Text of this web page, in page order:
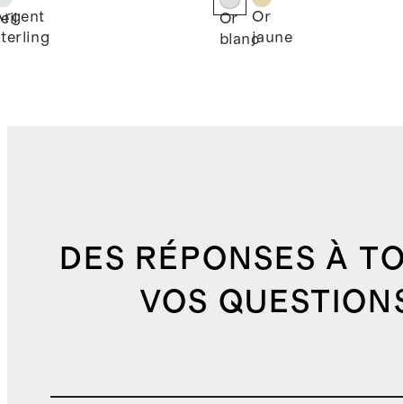
pavé de
diamants -
unique
Or
blanc
Or
jaune
DES RÉPONSES À
VOS